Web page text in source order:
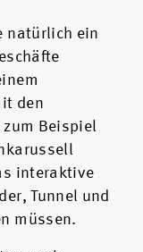
natürlich ein
den
Beispiel
interaktive
Tunnel und
müssen.